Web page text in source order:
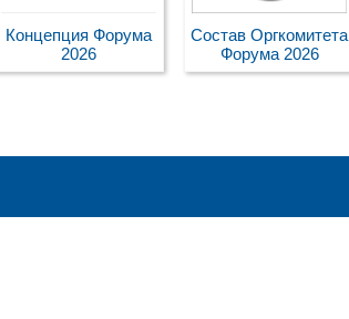
Концепция Форума
2026
Состав Оргкомитета
Форума 2026